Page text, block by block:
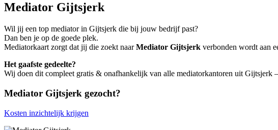
Mediator Gijtsjerk
Wil jij een top mediator in Gijtsjerk die bij jouw bedrijf past?
Dan ben je op de goede plek.
Mediatorkaart zorgt dat jij die zoekt naarMediator Gijtsjerk verbonden wordt aan
Het gaafste gedeelte?
Wij doen dit compleet gratis & onafhankelijk van alle mediatorkantoren uit Gijtsjerk –
Mediator Gijtsjerk gezocht?
Kosten inzichtelijk krijgen